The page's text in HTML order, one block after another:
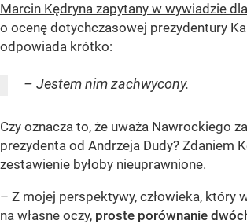
Marcin Kędryna zapytany w wywiadzie
o ocenę dotychczasowej prezydentury
odpowiada krótko:
– Jestem nim zachwycony.
Czy oznacza to, że uważa Nawrockiego
prezydenta od Andrzeja Dudy? Zdaniem
zestawienie byłoby nieuprawnione.
– Z mojej perspektywy, człowieka, który
na własne oczy, proste porównanie